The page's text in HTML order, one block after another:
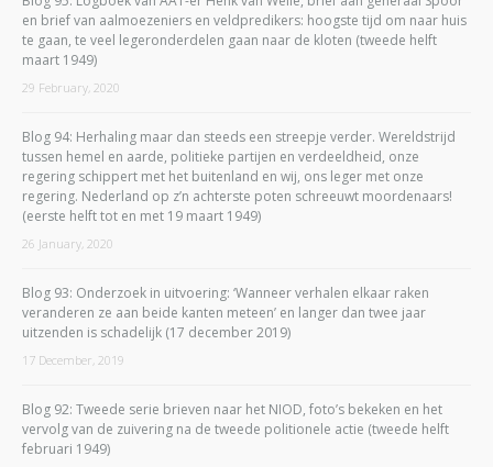
en brief van aalmoezeniers en veldpredikers: hoogste tijd om naar huis
te gaan, te veel legeronderdelen gaan naar de kloten (tweede helft
maart 1949)
29 February, 2020
Blog 94: Herhaling maar dan steeds een streepje verder. Wereldstrijd
tussen hemel en aarde, politieke partijen en verdeeldheid, onze
regering schippert met het buitenland en wij, ons leger met onze
regering. Nederland op z’n achterste poten schreeuwt moordenaars!
(eerste helft tot en met 19 maart 1949)
26 January, 2020
Blog 93: Onderzoek in uitvoering: ‘Wanneer verhalen elkaar raken
veranderen ze aan beide kanten meteen’ en langer dan twee jaar
uitzenden is schadelijk (17 december 2019)
17 December, 2019
Blog 92: Tweede serie brieven naar het NIOD, foto’s bekeken en het
vervolg van de zuivering na de tweede politionele actie (tweede helft
februari 1949)